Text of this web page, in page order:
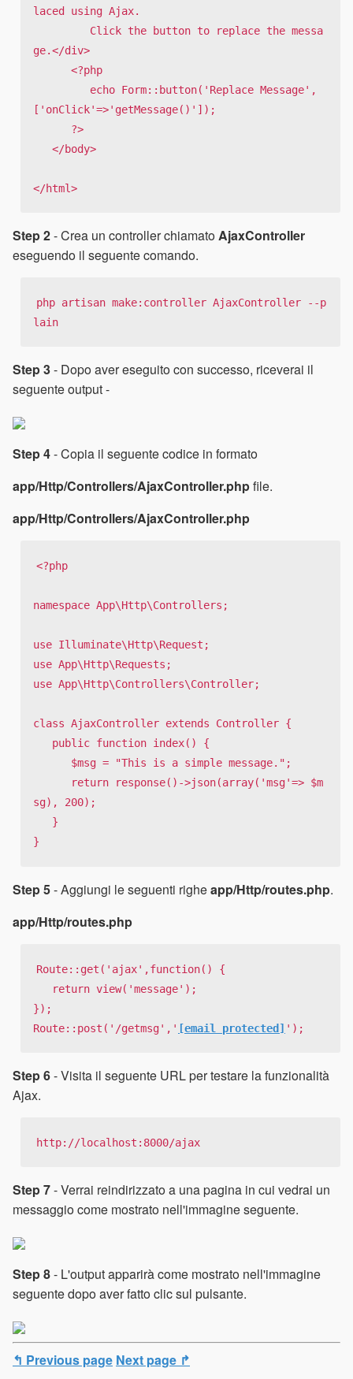
laced using Ajax.
ge.</div>
['onClick'=>'getMessage()']);
</html>
Step 2- Crea un controller chiamatoAjaxController
eseguendo il seguente comando.
php artisan make:controller AjaxController --p
lain
Step 3- Dopo aver eseguito con successo, riceverai il
seguente output -
Step 4- Copia il seguente codice in formato
app/Http/Controllers/AjaxController.phpfile.
app/Http/Controllers/AjaxController.php
<?php
namespace App\Http\Controllers;
use Illuminate\Http\Request;
use App\Http\Requests;
use App\Http\Controllers\Controller;
class AjaxController extends Controller {
sg), 200);
}
Step 5- Aggiungi le seguenti righeapp/Http/routes.php.
app/Http/routes.php
Route::get('ajax',function() {
});
Route::post('/getmsg',' [email protected] ');
Step 6- Visita il seguente URL per testare la funzionalità
Ajax.
http://localhost:8000/ajax
Step 7- Verrai reindirizzato a una pagina in cui vedrai un
messaggio come mostrato nell'immagine seguente.
Step 8- L'output apparirà come mostrato nell'immagine
seguente dopo aver fatto clic sul pulsante.
↰ Previous page Next page ↱